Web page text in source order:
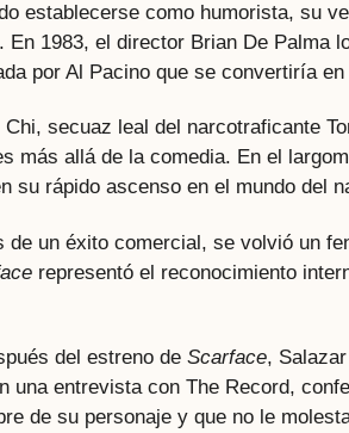
establecerse como humorista, su
En 1983, el director Brian De Palma
por Al Pacino que se convertiría
Chi, secuaz leal del narcotraficante
más allá de la comedia. En el
su rápido ascenso en el mundo del
de un éxito comercial, se volvió un
representó el reconocimiento
del estreno de Scarface,
una entrevista con The Record,
de su personaje y que no le